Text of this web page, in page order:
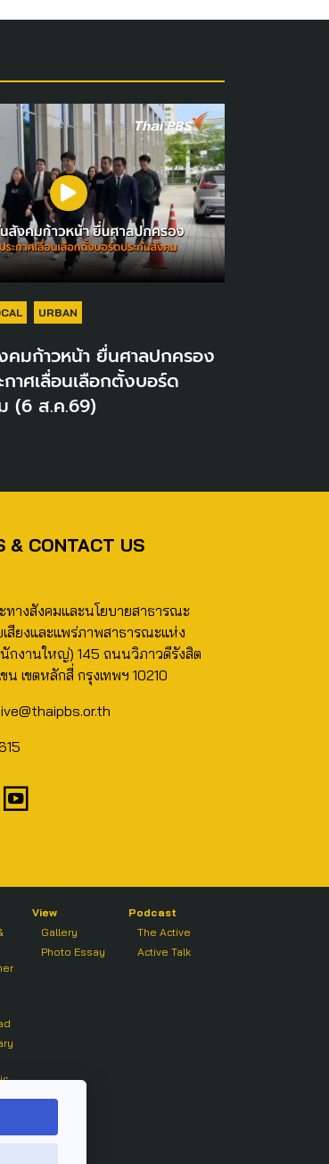
URBAN
คมก้าวหน้า ยื่นศาลปกครอง
าศเลื่อนเลือกตั้งบอร์ด
(6 ส.ค.69)
& CONTACT US
ทางสังคมและนโยบายสาธารณะ
เสียงและแพร่ภาพสาธารณะแห่ง
นักงานใหญ่) 145 ถนนวิภาวดีรังสิต
น เขตหลักสี่ กรุงเทพฯ 10210
View
Gallery
Photo Essay
Podcast
The Active
Active Talk